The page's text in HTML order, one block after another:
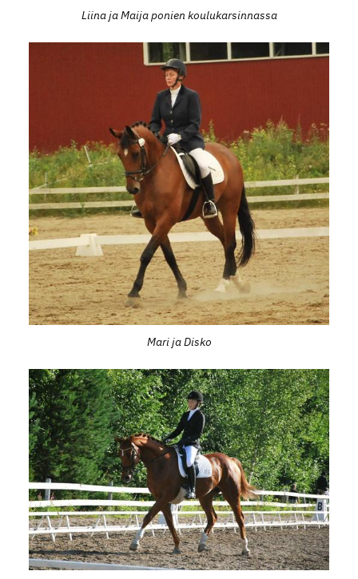
Liina ja Maija ponien koulukarsinnassa
Mari ja Disko